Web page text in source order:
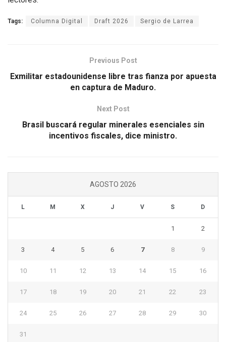
Tags: Columna Digital Draft 2026 Sergio de Larrea
Previous Post
Exmilitar estadounidense libre tras fianza por apuesta
en captura de Maduro.
Next Post
Brasil buscará regular minerales esenciales sin
incentivos fiscales, dice ministro.
AGOSTO 2026
L M X J V S D
1 2
3 4 5 6 7 8 9
10 11 12 13 14 15 16
17 18 19 20 21 22 23
24 25 26 27 28 29 30
31